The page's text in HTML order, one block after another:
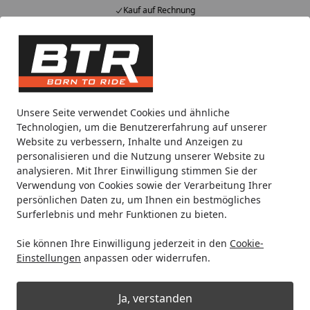
Unsere Seite verwendet Cookies und ähnliche
Technologien, um die Benutzererfahrung auf unserer
Website zu verbessern, Inhalte und Anzeigen zu
personalisieren und die Nutzung unserer Website zu
analysieren. Mit Ihrer Einwilligung stimmen Sie der
Verwendung von Cookies sowie der Verarbeitung Ihrer
persönlichen Daten zu, um Ihnen ein bestmögliches
Surferlebnis und mehr Funktionen zu bieten.
Sie können Ihre Einwilligung jederzeit in den Cookie-
Einstellungen anpassen oder widerrufen.
Ja, verstanden
Kauf auf Rechnung
Alle Produkte
Mein Konto
Suchen
Startseite
Zentralständer Suzuki DR-Z4
Zentralständer für Suzuki DR-Z4
Ihre Artikelübersicht
Kategorien
Filter / Sortierung
2 Artikel gefunden